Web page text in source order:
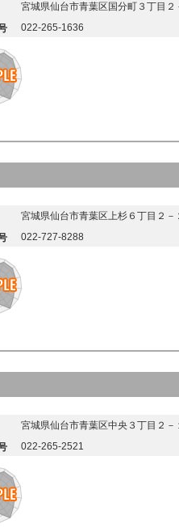
宮城県仙台市青葉区国分町３丁目２
022-265-1636
宮城県仙台市青葉区上杉６丁目２－
022-727-8288
宮城県仙台市青葉区中央３丁目２－
022-265-2521